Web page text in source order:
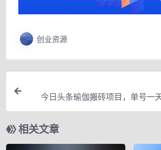
创业资源
今日头条瑜伽搬砖项目，单号一
相关文章